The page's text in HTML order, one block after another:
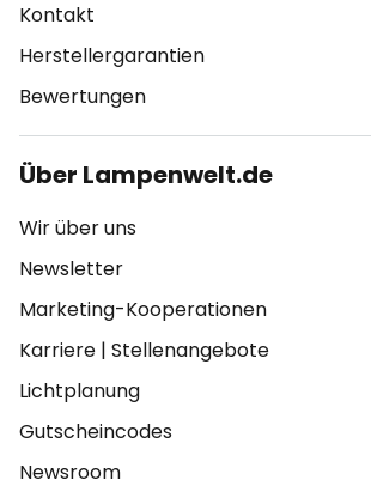
Kontakt
Herstellergarantien
Bewertungen
Über Lampenwelt.de
Wir über uns
Newsletter
Marketing-Kooperationen
Karriere | Stellenangebote
Lichtplanung
Gutscheincodes
Newsroom